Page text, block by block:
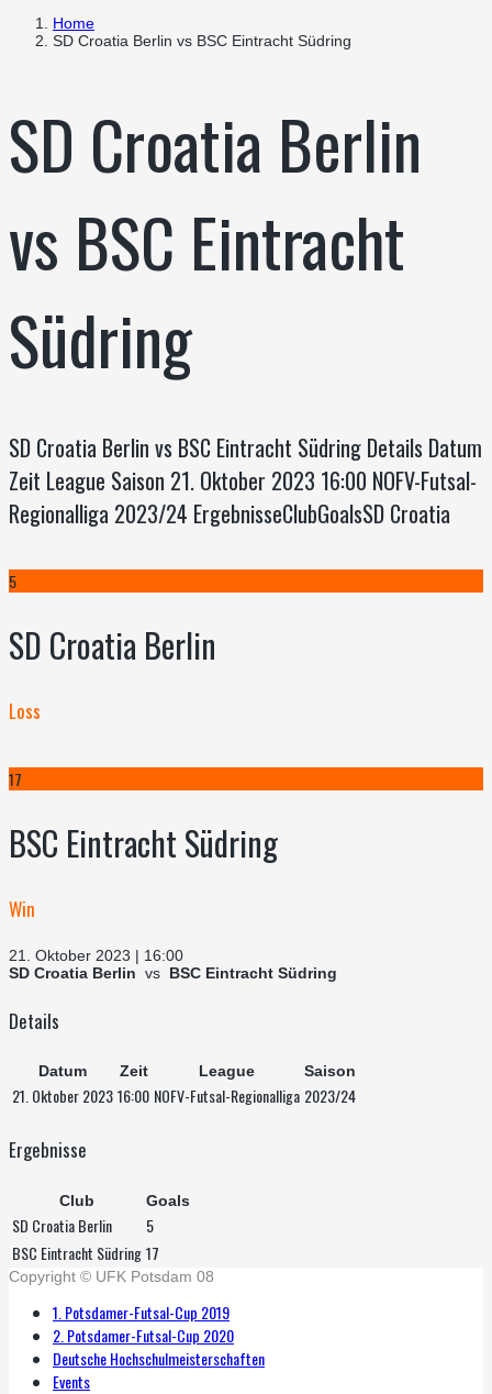
Home
SD Croatia Berlin vs BSC Eintracht Südring
SD Croatia Berlin
vs BSC Eintracht
Südring
SD Croatia Berlin vs BSC Eintracht Südring Details Datum
Zeit League Saison 21. Oktober 2023 16:00 NOFV-Futsal-
Regionalliga 2023/24 ErgebnisseClubGoalsSD Croatia
5
SD Croatia Berlin
Loss
17
BSC Eintracht Südring
Win
21. Oktober 2023 | 16:00
SD Croatia Berlin vs BSC Eintracht Südring
Details
Datum Zeit League Saison
21. Oktober 202316:00 NOFV-Futsal-Regionalliga 2023/24
Ergebnisse
Club Goals
SD Croatia Berlin
5
BSC Eintracht Südring17
Copyright © UFK Potsdam 08
1. Potsdamer-Futsal-Cup 2019
2. Potsdamer-Futsal-Cup 2020
Deutsche Hochschulmeisterschaften
Events